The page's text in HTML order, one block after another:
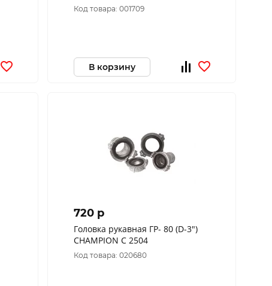
Код товара: 001709
В корзину
720 p
Головка рукавная ГР- 80 (D-3")
CHAMPION C 2504
Код товара: 020680